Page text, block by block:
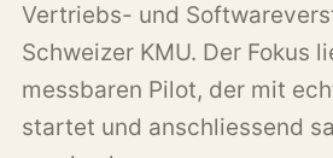
Vertriebs- und
Schweizer KMU. Der Fokus
messbaren Pilot, der mit
startet und anschliessend